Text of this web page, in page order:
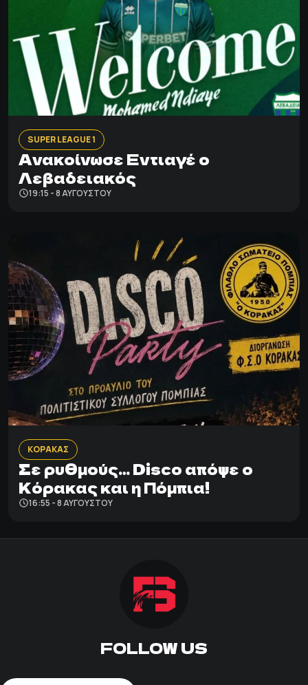
SUPER LEAGUE 1
Ανακοίνωσε Εντιαγέ ο
Λεβαδειακός
19:15 - 8 ΑΥΓΟΎΣΤΟΥ
ΚΟΡΑΚΑΣ
Σε ρυθμούς… Disco απόψε ο
Κόρακας και η Πόμπια!
16:55 - 8 ΑΥΓΟΎΣΤΟΥ
FOLLOW US